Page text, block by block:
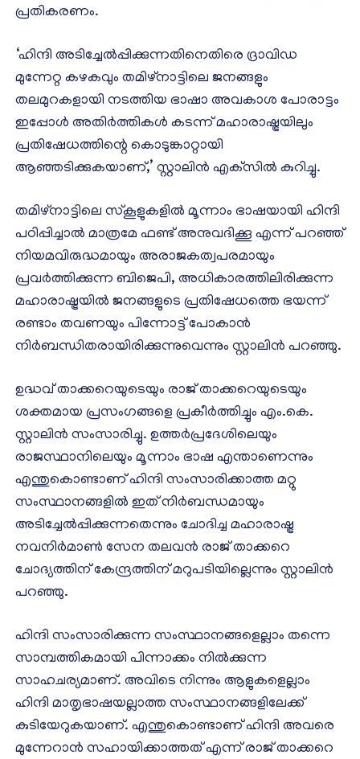
പ്രതികരണം.
‘ഹിന്ദി അടിച്ചേല്‍പ്പിക്കുന്നതിനെതിരെ ദ്രാവിഡ
മുന്നേറ്റ കഴകവും തമിഴ്നാട്ടിലെ ജനങ്ങളും
തലമുറകളായി നടത്തിയ ഭാഷാ അവകാശ പോരാട്ടം
ഇപ്പോള്‍ അതിര്‍ത്തികള്‍ കടന്ന് മഹാരാഷ്ട്രയിലും
പ്രതിഷേധത്തിന്റെ കൊടുങ്കാറ്റായി
ആഞ്ഞടിക്കുകയാണ്,’ സ്റ്റാലിന്‍ എക്‌സില്‍ കുറിച്ചു.
തമിഴ്നാട്ടിലെ സ്‌കൂളുകളില്‍ മൂന്നാം ഭാഷയായി ഹിന്ദി
പഠിപ്പിച്ചാല്‍ മാത്രമേ ഫണ്ട് അനുവദിക്കൂ എന്ന് പറഞ്ഞ്
നിയമവിരുദ്ധമായും അരാജകത്വപരമായും
പ്രവര്‍ത്തിക്കുന്ന ബിജെപി, അധികാരത്തിലിരിക്കുന്ന
മഹാരാഷ്ട്രയില്‍ ജനങ്ങളുടെ പ്രതിഷേധത്തെ ഭയന്ന്
രണ്ടാം തവണയും പിന്നോട്ട് പോകാന്‍
നിര്‍ബന്ധിതരായിരിക്കുന്നുവെന്നും സ്റ്റാലിന്‍ പറഞ്ഞു.
ഉദ്ധവ് താക്കറെയുടെയും രാജ് താക്കറെയുടെയും
ശക്തമായ പ്രസംഗങ്ങളെ പ്രകീര്‍ത്തിച്ചും എം.കെ.
സ്റ്റാലിന്‍ സംസാരിച്ചു. ഉത്തര്‍പ്രദേശിലെയും
രാജസ്ഥാനിലെയും മൂന്നാം ഭാഷ എന്താണെന്നും
എന്തുകൊണ്ടാണ് ഹിന്ദി സംസാരിക്കാത്ത മറ്റു
സംസ്ഥാനങ്ങളില്‍ ഇത് നിര്‍ബന്ധമായും
അടിച്ചേല്‍പ്പിക്കുന്നതെന്നും ചോദിച്ച മഹാരാഷ്ട്ര
നവനിര്‍മാണ്‍ സേന തലവന്‍ രാജ് താക്കറെ
ചോദ്യത്തിന് കേന്ദ്രത്തിന് മറുപടിയില്ലെന്നും സ്റ്റാലിന്‍
പറഞ്ഞു.
ഹിന്ദി സംസാരിക്കുന്ന സംസ്ഥാനങ്ങളെല്ലാം തന്നെ
സാമ്പത്തികമായി പിന്നാക്കം നില്‍ക്കുന്ന
സാഹചര്യമാണ്. അവിടെ നിന്നും ആളുകളെല്ലാം
ഹിന്ദി മാതൃഭാഷയല്ലാത്ത സംസ്ഥാനങ്ങളിലേക്ക്
കുടിയേറുകയാണ്. എന്തുകൊണ്ടാണ് ഹിന്ദി അവരെ
മുന്നേറാന്‍ സഹായിക്കാത്തത് എന്ന് രാജ് താക്കറെ